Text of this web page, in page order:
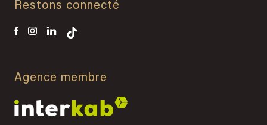
Restons connecté
Agence membre